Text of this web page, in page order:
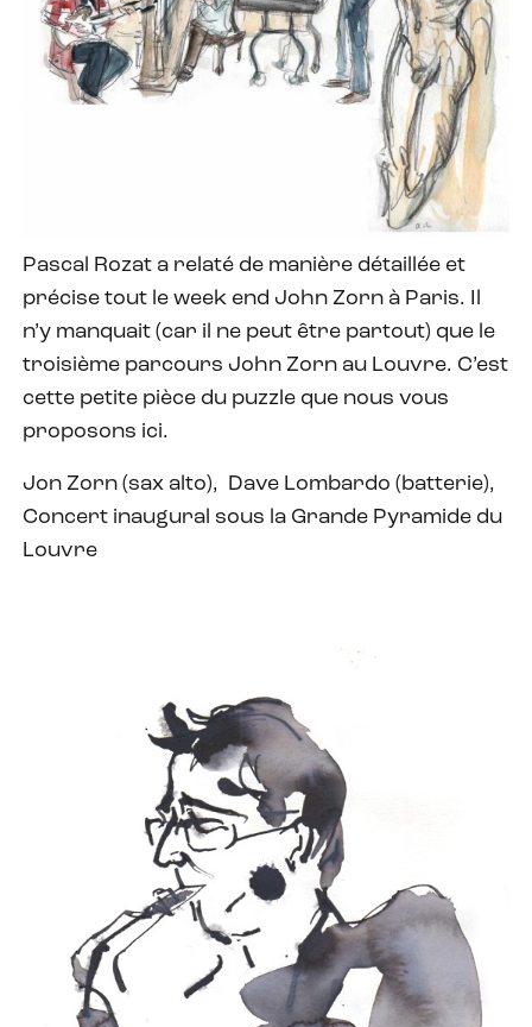
Pascal Rozat a relaté de manière détaillée et
précise tout le week end John Zorn à Paris. Il
n’y manquait (car il ne peut être partout) que le
troisième parcours John Zorn au Louvre. C’est
cette petite pièce du puzzle que nous vous
proposons ici.
Jon Zorn (sax alto), Dave Lombardo (batterie),
Concert inaugural sous la Grande Pyramide du
Louvre